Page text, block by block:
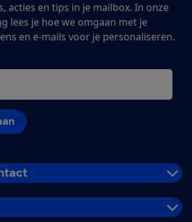
acties en tips in je mailbox. In onze
lees je hoe we omgaan met je
en e-mails voor je personaliseren.